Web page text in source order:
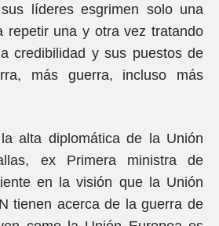
líderes esgrimen solo una
repetir una y otra vez tratando
credibilidad y sus puestos de
más guerra, incluso más
alta diplomática de la Unión
ex Primera ministra de
en la visión que la Unión
tienen acerca de la guerra de